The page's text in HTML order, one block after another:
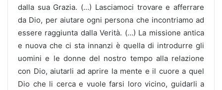
dalla sua Grazia. (…) Lasciamoci trovare e afferrare
da Dio, per aiutare ogni persona che incontriamo ad
essere raggiunta dalla Verità. (…) La missione antica
e nuova che ci sta innanzi è quella di introdurre gli
uomini e le donne del nostro tempo alla relazione
con Dio, aiutarli ad aprire la mente e il cuore a quel
Dio che li cerca e vuole farsi loro vicino, guidarli a